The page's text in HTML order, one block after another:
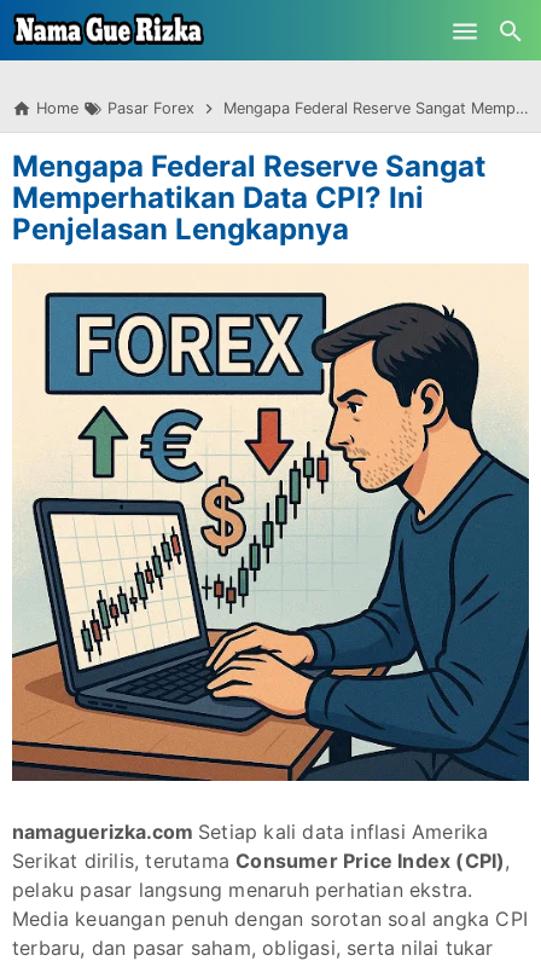
-->
Skip to main content
Home Pasar Forex Mengapa Federal Reserve Sangat Memperhatikan Data CPI? Ini Penjelasan Lengkapnya
Mengapa Federal Reserve Sangat
Memperhatikan Data CPI? Ini
Penjelasan Lengkapnya
namaguerizka.com Setiap kali data inflasi Amerika
Serikat dirilis, terutamaConsumer Price Index (CPI),
pelaku pasar langsung menaruh perhatian ekstra.
Media keuangan penuh dengan sorotan soal angka CPI
terbaru, dan pasar saham, obligasi, serta nilai tukar